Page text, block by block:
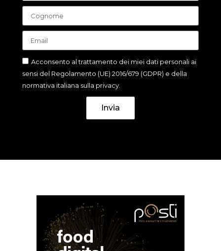
Acconsento al trattamento dei miei dati personali ai
sensi del Regolamento (UE) 2016/679 (GDPR) e della
normativa italiana sulla privacy.
Invia